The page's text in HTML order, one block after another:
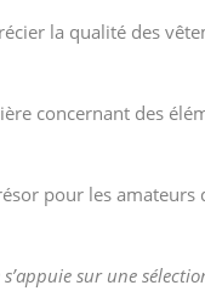
la qualité des
concernant des
pour les amateurs
sur une